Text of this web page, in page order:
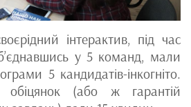
інтерактив, під час
у 5 команд, мали
5 кандидатів-інкогніто.
(або ж гарантій